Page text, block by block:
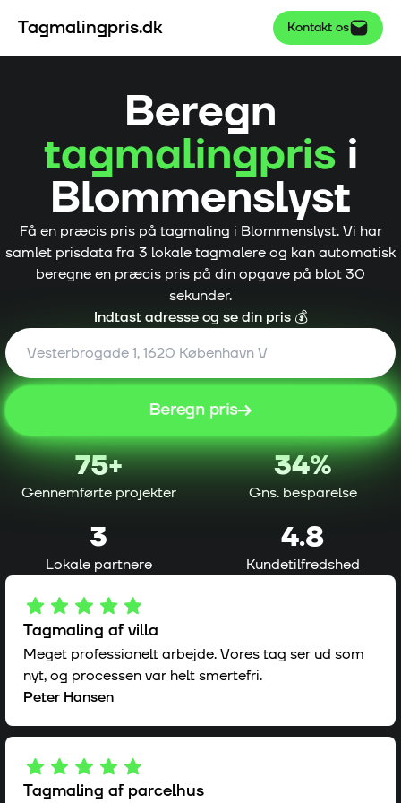
Tagmalingpris.dk Kontakt os
Beregn
tagmalingprisi
Blommenslyst
Få en præcis pris på tagmaling i Blommenslyst. Vi har
samlet prisdata fra 3 lokale tagmalere og kan automatisk
beregne en præcis pris på din opgave på blot 30
sekunder.
Indtast adresse og se din pris 💰
Beregn pris
75+
Gennemførte projekter
34%
Gns. besparelse
3
Lokale partnere
4.8
Kundetilfredshed
Tagmaling af villa
Meget professionelt arbejde. Vores tag ser ud som
nyt, og processen var helt smertefri.
Peter Hansen
Tagmaling af parcelhus